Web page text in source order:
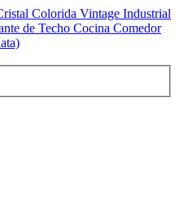
Colorida Vintage Industrial
de Techo Cocina Comedor